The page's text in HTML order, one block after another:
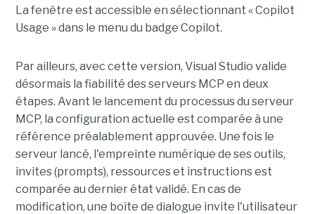
La fenêtre est accessible en sélectionnant « Copilot
Usage » dans le menu du badge Copilot.
Par ailleurs, avec cette version, Visual Studio valide
désormais la fiabilité des serveurs MCP en deux
étapes. Avant le lancement du processus du serveur
MCP, la configuration actuelle est comparée à une
référence préalablement approuvée. Une fois le
serveur lancé, l'empreinte numérique de ses outils,
invites (prompts), ressources et instructions est
comparée au dernier état validé. En cas de
modification, une boîte de dialogue invite l'utilisateur